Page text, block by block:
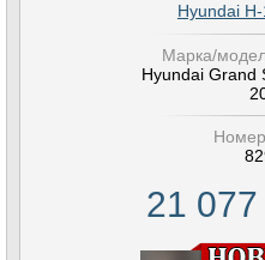
Hyundai
Марка/
Hyundai Grand
21 077